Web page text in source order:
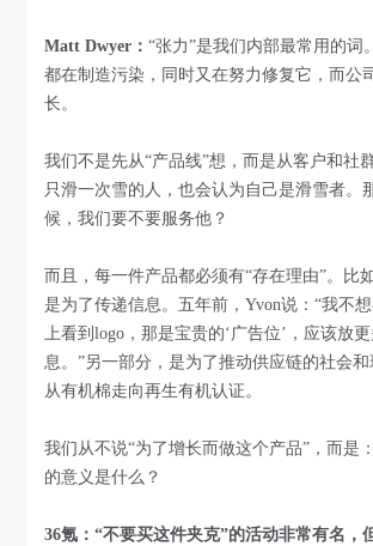
Matt Dwyer：“张力”是我们内部最常用的词
都在制造污染，同时又在努力修复它，而公
长。
我们不是先从“产品线”想，而是从客户和社
只滑一次雪的人，也会认为自己是滑雪者。
候，我们要不要服务他？
而且，每一件产品都必须有“存在理由”。比
是为了传递信息。五年前，Yvon说：“我不
上看到logo，那是宝贵的‘广告位’，应该放
息。”另一部分，是为了推动供应链的社会
从有机棉走向再生有机认证。
我们从不说“为了增长而做这个产品”，而是
的意义是什么？
36氪：“不要买这件夹克”的活动非常有名，